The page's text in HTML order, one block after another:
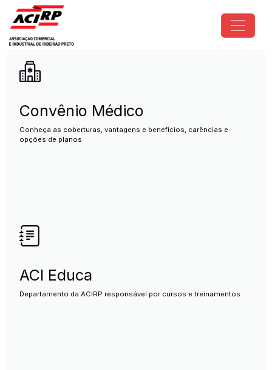
Pular para o conteúdo principal
ACIRP - Associação Comercial
Convênio Médico
Conheça as coberturas, vantagens e benefícios, carências e
opções de planos
ACI Educa
Departamento da ACIRP responsável por cursos e treinamentos